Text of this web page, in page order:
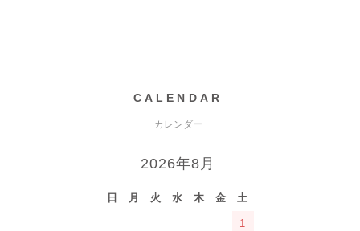
CALENDAR
カレンダー
2026年8月
日 月 火 水 木 金 土
1